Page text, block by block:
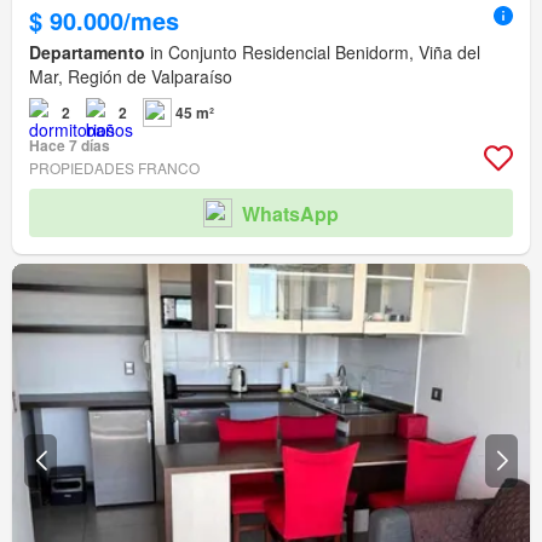
$ 90.000/mes
Departamento in Conjunto Residencial Benidorm, Viña del
Mar, Región de Valparaíso
2 2
45 m²
Hace 7 días
PROPIEDADES FRANCO
WhatsApp